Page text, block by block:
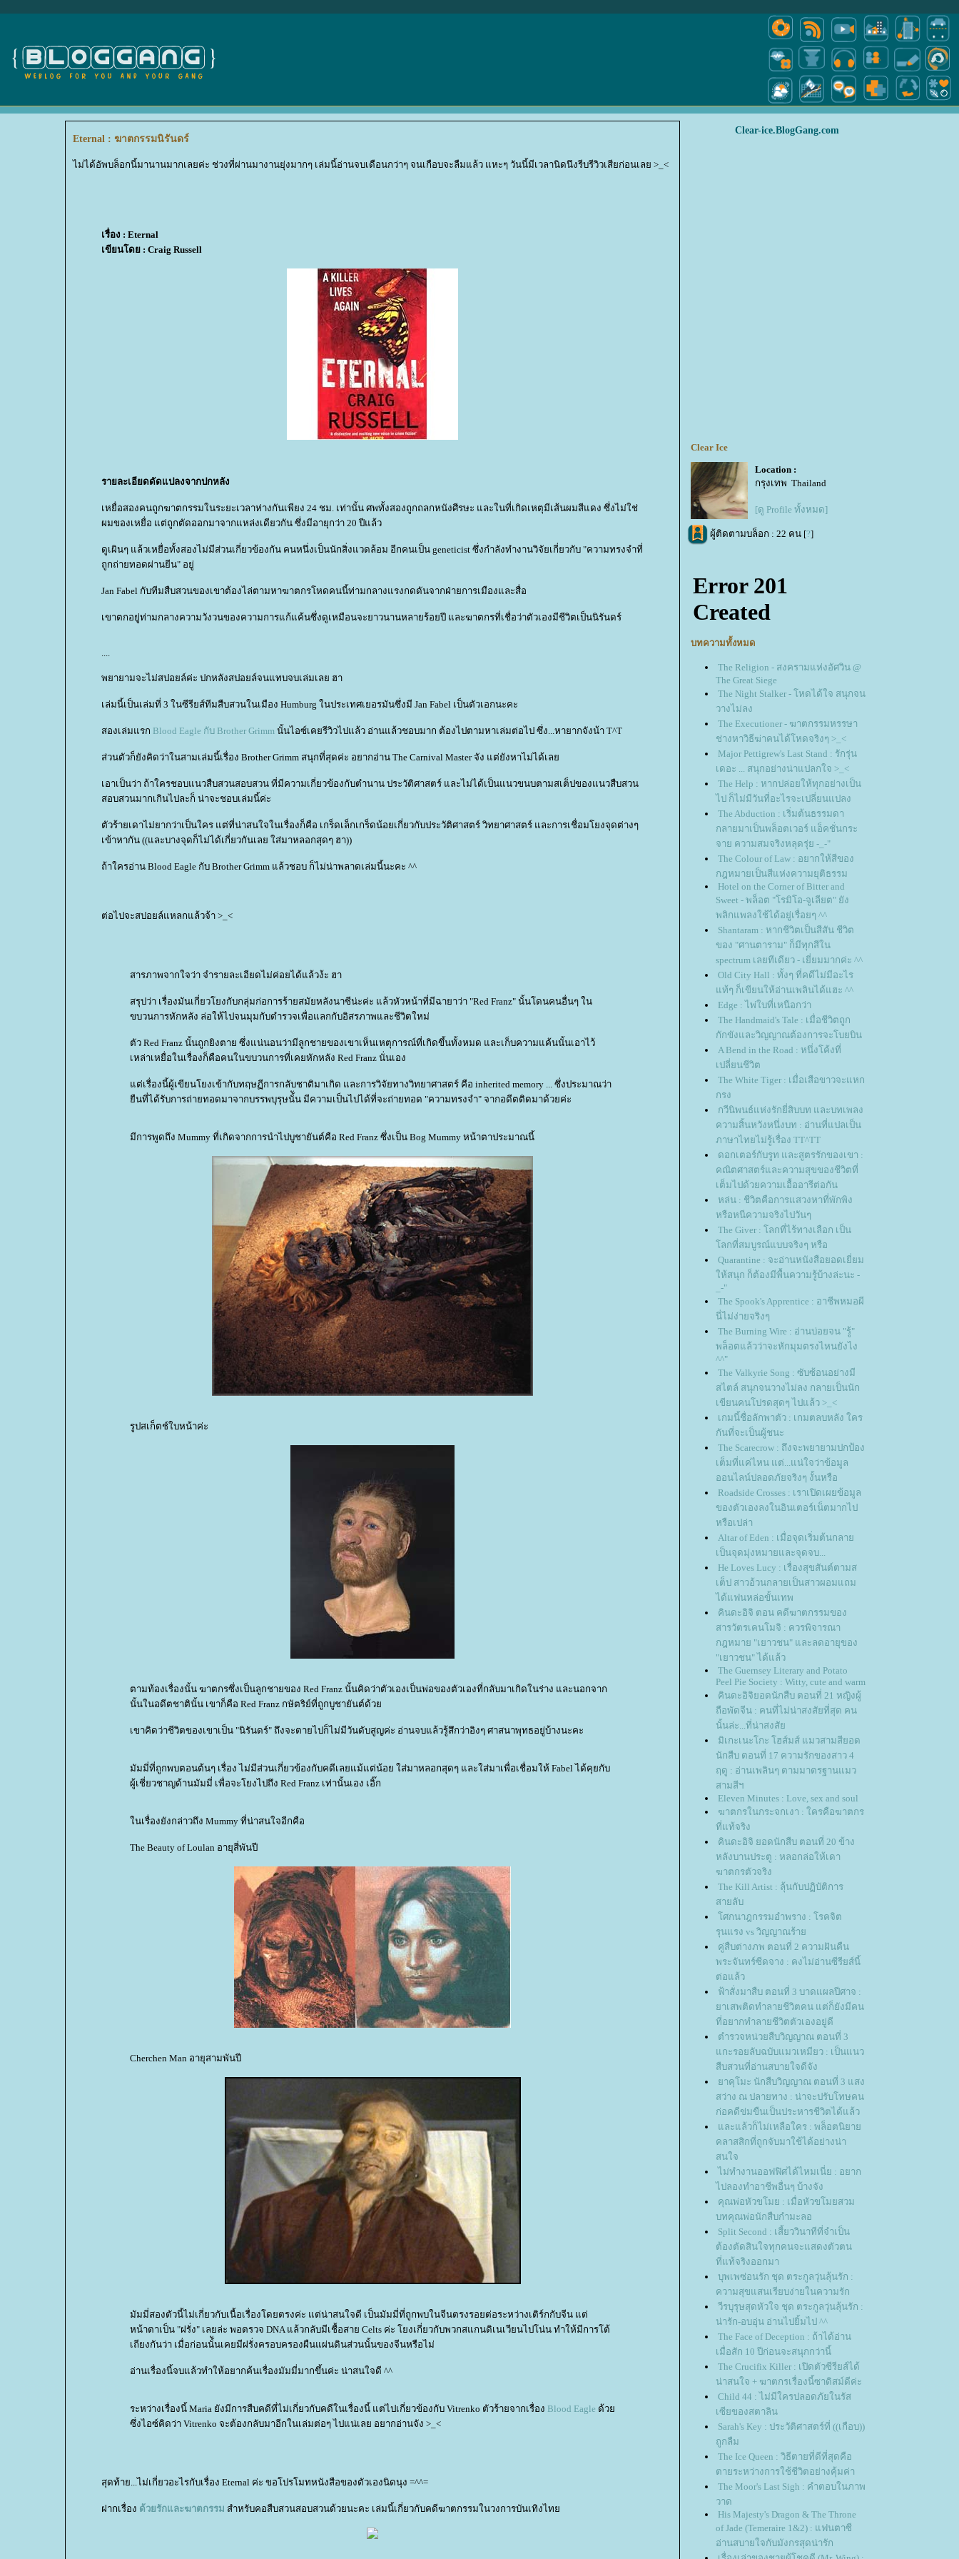
Eternal : ฆาตกรรมนิรันดร์
ไม่ได้อัพบล็อกนี้มานานมากเลยค่ะ ช่วงที่ผ่านมางานยุ่งมากๆ เล่มนี้อ่านจบเดือนกว่าๆ จนเกือบจะลืมแล้ว แหะๆ วันนี้มีเวลานิดนึงรีบรีวิวเสียก่อนเลย >_<
เรื่อง : Eternal
เขียนโดย : Craig Russell
รายละเอียดดัดแปลงจากปกหลัง
เหยื่อสองคนถูกฆาตกรรมในระยะเวลาห่างกันเพียง 24 ชม. เท่านั้น ศพทั้งสองถูกถลกหนังศีรษะ และในที่เกิดเหตุมีเส้นผมสีแดง ซึ่งไม่ใช่
ผมของเหยื่อ แต่ถูกตัดออกมาจากแหล่งเดียวกัน ซึ่งมีอายุกว่า 20 ปีแล้ว
ดูเผินๆ แล้วเหยื่อทั้งสองไม่มีส่วนเกี่ยวข้องกัน คนหนึ่งเป็นนักสิ่งแวดล้อม อีกคนเป็น geneticist ซึ่งกำลังทำงานวิจัยเกี่ยวกับ "ความทรงจำที่
ถูกถ่ายทอดผ่านยีน" อยู่
Jan Fabel กับทีมสืบสวนของเขาต้องไล่ตามหาฆาตกรโหดคนนี้ท่ามกลางแรงกดดันจากฝ่ายการเมืองและสื่อ
เขาตกอยู่ท่ามกลางความวังวนของความการแก้แค้นซึ่งดูเหมือนจะยาวนานหลายร้อยปี และฆาตกรที่เชื่อว่าตัวเองมีชีวิตเป็นนิรันดร์
....
พยายามจะไม่สปอยล์ค่ะ ปกหลังสปอยล์จนแทบจบเล่มเลย ฮา
เล่มนี้เป็นเล่มที่ 3 ในซีรียส์ทีมสืบสวนในเมือง Humburg ในประเทศเยอรมันซึ่งมี Jan Fabel เป็นตัวเอกนะคะ
สองเล่มแรก Blood Eagle กับ Brother Grimm นั้นไอซ์เคยรีวิวไปแล้ว อ่านแล้วชอบมาก ต้องไปตามหาเล่มต่อไป ซึ่ง...หายากจังน้า T^T
ส่วนตัวก็ยังคิดว่าในสามเล่มนี้เรื่อง Brother Grimm สนุกที่สุดค่ะ อยากอ่าน The Carnival Master จัง แต่ยังหาไม่ได้เล
เอาเป็นว่า ถ้าใครชอบแนวสืบสวนสอบสวน ที่มีความเกี่ยวข้องกับตำนาน ประวัติศาสตร์ และไม่ได้เป็นแนวขนบตามสเต็ปของแนวสืบสวน
สอบสวนมากเกินไปละก็ น่าจะชอบเล่มนี้ค่ะ
ตัวร้ายเดาไม่ยากว่าเป็นใคร แต่ที่น่าสนใจในเรื่องก็คือ เกร็ดเล็กเกร็ดน้อยเกี่ยวกับประวัติศาสตร์ วิทยาศาสตร์ และการเชื่อมโยงจุดต่างๆ
เข้าหากัน ((และบางจุดก็ไม่ได้เกี่ยวกันเลย ใส่มาหลอกสุดๆ ฮา))
ถ้าใครอ่าน Blood Eagle กับ Brother Grimm แล้วชอบ ก็ไม่น่าพลาดเล่มนี้นะคะ ^^
ต่อไปจะสปอยล์แหลกแล้วจ้า >_<
สารภาพจากใจว่า จำรายละเอียดไม่ค่อยได้แล้วง้ะ ฮา
สรุปว่า เรื่องมันเกี่ยวโยงกับกลุ่มก่อการร้ายสมัยหลังนาซีน่ะค่ะ แล้วหัวหน้าที่มีฉายาว่า "Red Franz" นั้นโดนคนอื่นๆ ใน
ขบวนการหักหลัง ล่อให้ไปจนมุมกับตำรวจเพื่อแลกกับอิสรภาพและชีวิตใหม่
ตัว Red Franz นั้นถูกยิงตาย ซึ่งแน่นอนว่ามีลูกชายของเขาเห็นเหตุการณ์ที่เกิดขึ้นทั้งหมด และเก็บความแค้นนั้นเอาไว้
เหล่าเหยื่อในเรื่องก็คือคนในขบวนการที่เคยหักหลัง Red Franz นั่นเอง
ต่เรื่องนี้ผู้เขียนโยงเข้ากับทฤษฏีการกลับชาติมาเกิด และการวิจัยทางวิทยาศาสตร์ คือ inherited memory ... ซึ่งประมาณว่า
ืนที่ได้รับการถ่ายทอดมาจากบรรพบุรุษนั้ัน มีความเป็นไปได้ที่จะถ่ายทอด "ความทรงจำ" จากอดีตติดมาด้วยค่ะ
มีการพูดถึง Mummy ที่เกิดจากการนำไปบูชายันต์คือ Red Franz ซึ่งเป็น Bog Mummy หน้าตาประมาณนี้
รูปสเก็ตช์ใบหน้าค่ะ
ตามท้องเรื่องนั้น ฆาตกรซึ่งเป็นลูกชายของ Red Franz นั้นคิดว่าตัวเองเป็นพ่อของตัวเองที่กลับมาเกิดในร่าง และนอกจาก
นั้นในอดีตชาตินั้น เขาก็คือ Red Franz กษัตริย์ที่ถูกบูชายันต์ด้ว
เขาคิดว่าชีวิตของเขาเป็น "นิรันดร์" ถึงจะตายไปก็ไม่มีวันดับสูญค่ะ อ่านจบแล้วรู้สึกว่าอิงๆ ศาสนาพุทธอยู่บ้างนะคะ
มัมมี่ที่ถูกพบตอนต้นๆ เรื่อง ไม่มีส่วนเกี่ยวข้องกับคดีเลยแม้แต่น้อย ใส่มาหลอกสุดๆ และใส่มาเพื่อเชื่อมให้ Fabel ได้คุยกับ
ผู้เชี่ยวชาญด้านมัมมี่ เพื่อจะโยงไปถึง Red Franz เท่านั้นเอง เอิ๊ก
นเรื่องยังกล่าวถึง Mummy ที่น่าสนใจอีกคือ
The Beauty of Loulan อายุสี่พันปี
Cherchen Man อายุสามพันปี
มัมมี่สองตัวนี้ไม่เกี่ยวกับเนื้อเรื่องโดยตรงค่ะ แต่น่าสนใจดี เป็นมัมมี่ที่ถูกพบในจีนตรงรอยต่อระหว่างเติร์กกับจีน แต่
หน้าตาเป็น "ฝรั่ง" เลยล่ะ พอตรวจ DNA แล้วกลับมีเชื้อสาย Celts ค่ะ โยงเกี่ยวกับพวกสแกนดิเนเวียนไปโน่น ทำให้มีการโต้
เถียงกันว่า เมื่อก่อนนั้ันเคยมีฝรั่งครอบครองผืนแผ่นดินส่วนนั้นของจีนหรือไม่
อ่านเรื่องนี้จบแล้วทำให้อยากค้นเรื่องมัมมี่มากขึ้นค่ะ น่าสนใจดี ^^
ระหว่างเรื่องนี้ Maria ยังมีการสืบคดีที่ไม่เกี่ยวกับคดีในเรื่องนี้ แต่ไปเกี่ยวข้องกับ Vitrenko ตัวร้ายจากเรื่อง Blood Eagle ด้ว
ซึ่งไอซ์คิดว่า Vitrenko จะต้องกลับมาอีกในเล่มต่อๆ ไปแน่เลย อยากอ่านจัง >_<
สุดท้าย...ไม่เกี่ยวอะไรกับเรื่อง Eternal ค่ะ ขอโปรโมทหนังสือของตัวเองนิดนุง =^^=
ฝากเรื่อง ด้วยรักและฆาตกรรม สำหรับคอสืบสวนสอบสวนด้วยนะคะ เล่มนี้เกี่ยวกับคดีฆาตกรรมในวงการบันเทิงไท
Clear-ice.BlogGang.com
Clear Ice
Location :
กรุงเทพ Thailand
[ดู Profile ทั้งหมด]
ผู้ติดตามบล็อก : 22 คน [?]
บทความทั้งหมด
The Religion - สงครามแห่งอัศวิน @
The Great Siege
The Night Stalker - โหดได้ใจ สนุกจน
วางไม่ลง
The Executioner - ฆาตกรรมหรรษา
ช่างหาวิธีฆ่าคนได้โหดจริงๆ >_<
Major Pettigrew's Last Stand : รักรุ่น
เดอะ ... สนุกอย่างน่าแปลกใจ >_<
The Help : หากปล่อยให้ทุกอย่างเป็น
ไป ก็ไม่มีวันที่อะไรจะเปลี่ยนแปลง
The Abduction : เริ่มต้นธรรมดา
กลายมาเป็นพล็อตเวอร์ แอ็คชั่นกระ
จาย ความสมจริงหลุดรุ่ย -_-"
The Colour of Law : อยากให้สีของ
กฎหมายเป็นสีแห่งความยุติธรรม
Hotel on the Corner of Bitter and
Sweet - พล็อต "โรมิโอ-จูเลียต" ยัง
พลิกแพลงใช้ได้อยู่เรื่อยๆ ^^
Shantaram : หากชีวิตเป็นสีสัน ชีวิต
ของ "ศานตาราม" ก็มีทุกสีใน
spectrum เลยทีเดียว - เยี่ยมมากค่ะ ^^
Old City Hall : ทั้งๆ ที่คดีไม่มีอะไร
ท้ๆ ก็เขียนให้อ่านเพลินได้แฮะ ^^
Edge : ไพ่ใบที่เหนือกว่า
The Handmaid's Tale : เมื่อชีวิตถูก
กักขังและวิญญาณต้องการจะโบยบิน
A Bend in the Road : หนึ่งโค้งที่
เปลี่ยนชีวิต
The White Tiger : เมื่อเสือขาวจะแหก
กรง
กวีนิพนธ์แห่งรักยี่สิบบท และบทเพลง
ความสิ้นหวังหนึ่งบท : อ่านที่แปลเป็น
ภาษาไทยไม่รู้เรื่อง TT^TT
ดอกเตอร์กับรูท และสูตรรักของเขา :
คณิตศาสตร์และความสุขของชีวิตที่
เต็มไปด้วยความเอื้ออารีต่อกัน
หล่น : ชีวิตคือการแสวงหาที่พักพิง
หรือหนีความจริงไปวันๆ
The Giver : โลกที่ไร้ทางเลือก เป็น
ลกที่สมบูรณ์แบบจริงๆ หรือ
Quarantine : จะอ่านหนังสือยอดเยี่ยม
ห้สนุก ก็ต้องมีพื้นความรู้บ้างล่ะนะ -
_-"
The Spook's Apprentice : อาชีพหมอผี
นี่ไม่ง่ายจริงๆ
The Burning Wire : อ่านบ่อยจน "รู้"
พล็อตแล้วว่าจะหักมุมตรงไหนยังไง
^^"
The Valkyrie Song : ซับซ้อนอย่างมี
สไตล์ สนุกจนวางไม่ลง กลายเป็นนัก
เขียนคนโปรดสุดๆ ไปแล้ว >_<
เกมนี้ชื่อลักพาตัว : เกมตลบหลัง ใคร
กันที่จะเป็นผู้ชนะ
The Scarecrow : ถึงจะพยายามปกป้อง
เต็มที่แค่ไหน แต่...แน่ใจว่าข้อมูล
ออนไลน์ปลอดภัยจริงๆ งั้นหรือ
Roadside Crosses : เราเปิดเผยข้อมูล
ของตัวเองลงในอินเตอร์เน็ตมากไป
หรือเปล่า
Altar of Eden : เมื่อจุดเริ่มต้นกลา
เป็นจุดมุ่งหมายและจุดจบ...
He Loves Lucy : เรื่องสุขสันต์ตามส
เต็ป สาวอ้วนกลายเป็นสาวผอมแถม
ได้แฟนหล่อขั้นเทพ
คินดะอิจิ ตอน คดีฆาตกรรมของ
สารวัตรเคนโมจิ : ควรพิจารณา
กฎหมาย "เยาวชน" และลดอายุของ
"เยาวชน" ได้แล้ว
The Guernsey Literary and Potato
Peel Pie Society : Witty, cute and warm
คินดะอิจิยอดนักสืบ ตอนที่ 21 หญิงผู้
ถือพัดจีน : คนที่ไม่น่าสงสัยที่สุด คน
นั้นล่ะ...ที่น่าสงสั
มิเกะเนะโกะ โฮส์มส์ แมวสามสียอด
นักสืบ ตอนที่ 17 ความรักของสาว 4
ฤดู : อ่านเพลินๆ ตามมาตรฐานแมว
สามสีฯ
Eleven Minutes : Love, sex and soul
ฆาตกรในกระจกเงา : ใครคือฆาตกร
ที่แท้จริง
คินดะอิจิ ยอดนักสืบ ตอนที่ 20 ข้าง
หลังบานประตู : หลอกล่อให้เดา
ฆาตกรตัวจริง
The Kill Artist : ลุ้นกับปฏิบัติการ
สายลับ
ศกนาฎกรรมอำพราง : โรคจิต
รุนแรง vs วิญญาณร้า
คู่สืบต่างภพ ตอนที่ 2 ความฝันคืน
พระจันทร์ซีดจาง : คงไม่อ่านซีรียส์นี้
ต่อแล้ว
ฟ้าสั่งมาสืบ ตอนที่ 3 บาดแผลปีศาจ :
าเสพติดทำลายชีวิตคน แต่ก็ยังมีคน
ที่อยากทำลายชีวิตตัวเองอยู่ดี
ตำรวจหน่วยสืบวิญญาณ ตอนที่ 3
กะรอยลับฉบับแมวเหมียว : เป็นแนว
สืบสวนที่อ่านสบายใจดีจัง
าคุโมะ นักสืบวิญญาณ ตอนที่ 3 แสง
สว่าง ณ ปลายทาง : น่าจะปรับโทษคน
ก่อคดีข่มขืนเป็นประหารชีวิตได้แล้ว
ละแล้วก็ไม่เหลือใคร : พล็อตนิยา
คลาสสิกที่ถูกจับมาใช้ได้อย่างน่า
สนใจ
ไม่ทำงานออฟฟิศได้ไหมเนี่ย : อยาก
ไปลองทำอาชีพอื่นๆ บ้างจัง
คุณพ่อหัวขโมย : เมื่อหัวขโมยสวม
บทคุณพ่อนักสืบกำมะลอ
Split Second : เสี้ยววินาทีที่จำเป็น
ต้องตัดสินใจทุกคนจะแสดงตัวตน
ที่แท้จริงออกมา
บุพเพซ่อนรัก ชุด ตระกูลวุ่นลุ้นรัก :
ความสุขแสนเรียบง่ายในความรัก
วีรบุรุษสุดหัวใจ ชุด ตระกูลวุ่นลุ้นรัก :
น่ารัก-อบอุ่น อ่านไปยิ้มไป ^^
The Face of Deception : ถ้าได้อ่าน
เมื่อสัก 10 ปีก่อนจะสนุกกว่านี้
The Crucifix Killer : เปิดตัวซีรียส์ได้
น่าสนใจ + ฆาตกรเรื่องนี้ซาดิสม์ดีค่ะ
Child 44 : ไม่มีใครปลอดภัยในรัส
เซียของสตาลิน
Sarah's Key : ประวัติศาสตร์ที่ ((เกือบ))
ถูกลืม
The Ice Queen : วิธีตายที่ดีที่สุดคือ
ตายระหว่างการใช้ชีวิตอย่างคุ้มค่า
The Moor's Last Sigh : คำตอบในภาพ
วาด
His Majesty's Dragon & The Throne
of Jade (Temeraire 1&2) : แฟนตาซี
อ่านสบายใจกับมังกรสุดน่ารัก